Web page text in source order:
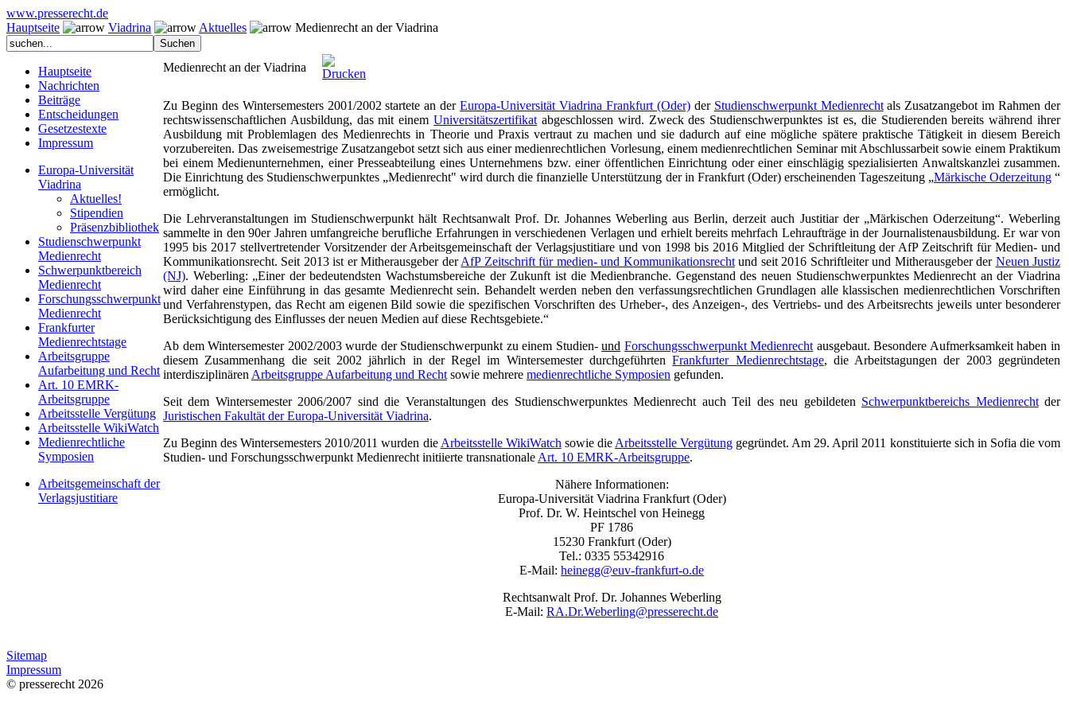
www.presserecht.de
Hauptseite
Viadrina Aktuelles Medienrecht an der Viadrina
Hauptseite
Nachrichten
Beiträge
Entscheidungen
Gesetzestexte
Impressum
Europa-Universität
Viadrina
Aktuelles!
Stipendien
Präsenzbibliothek
Studienschwerpunkt
Medienrecht
Schwerpunktbereich
Medienrecht
Forschungsschwerpunkt
Medienrecht
Frankfurter
Medienrechtstage
Arbeitsgruppe
Aufarbeitung und Recht
Art. 10 EMRK-
Arbeitsgruppe
Arbeitsstelle Vergütung
Arbeitsstelle WikiWatch
Medienrechtliche
Symposien
Arbeitsgemeinschaft der
Verlagsjustitiare
Medienrecht an der Viadrina
Zu Beginn des Wintersemesters 2001/2002 startete an derEuropa-Universität Viadrina Frankfurt (Oder)der Studienschwerpunkt Medienrechtals Zusatzangebot im Rahmen der
rechtswissenschaftlichen Ausbildung, das mit einemUniversitätszertifikat abgeschlossen wird. Zweck des Studienschwerpunktes ist es, die Studierenden bereits während ihrer
Ausbildung mit Problemlagen des Medienrechts in Theorie und Praxis vertraut zu machen und sie dadurch auf eine mögliche spätere praktische Tätigkeit in diesem Bereich
vorzubereiten. Das zweisemestrige Zusatzangebot setzt sich aus einer medienrechtlichen Vorlesung, einem medienrechtlichen Seminar mit Abschlussarbeit sowie einem Praktikum
bei einem Medienunternehmen, einer Presseabteilung eines Unternehmens bzw. einer öffentlichen Einrichtung oder einer einschlägig spezialisierten Anwaltskanzlei zusammen.
Die Einrichtung des Studienschwerpunktes „Medienrecht" wird durch die finanzielle Unterstützung der in Frankfurt (Oder) erscheinenden Tageszeitung „Märkische Oderzeitung“
ermöglicht.
Die Lehrveranstaltungen im Studienschwerpunkt hält Rechtsanwalt Prof. Dr. Johannes Weberling aus Berlin, derzeit auch Justitiar der „Märkischen Oderzeitung“. Weberling
sammelte in den 90er Jahren umfangreiche berufliche Erfahrungen in verschiedenen Verlagen und erhielt bereits mehrfach Lehraufträge in der Journalistenausbildung. Er war von
1995 bis 2017 stellvertretender Vorsitzender der Arbeitsgemeinschaft der Verlagsjustitiare und von 1998 bis 2016 Mitglied der Schriftleitung der AfP Zeitschrift für Medien- und
Kommunikationsrecht. Seit 2013 ist er Mitherausgeber derAfP Zeitschrift für medien- und Kommunikationsrechtund seit 2016 Schriftleiter und Mitherausgeber der Neuen Justiz
(NJ). Weberling: „Einer der bedeutendsten Wachstumsbereiche der Zukunft ist die Medienbranche. Gegenstand des neuen Studienschwerpunktes Medienrecht an der Viadrina
wird daher eine Einführung in das gesamte Medienrecht sein. Behandelt werden neben den verfassungsrechtlichen Grundlagen alle klassischen medienrechtlichen Vorschriften
und Verfahrenstypen, das Recht am eigenen Bild sowie die spezifischen Vorschriften des Urheber-, des Anzeigen-, des Vertriebs- und des Arbeitsrechts jeweils unter besonderer
Berücksichtigung des Einflusses der neuen Medien auf diese Rechtsgebiete.“
Ab dem Wintersemester 2002/2003 wurde der Studienschwerpunkt zu einem Studien-und Forschungsschwerpunkt Medienrecht ausgebaut. Besondere Aufmerksamkeit haben in
diesem Zusammenhang die seit 2002 jährlich in der Regel im Wintersemester durchgeführtenFrankfurter Medienrechtstage, die Arbeitstagungen der 2003 gegründeten
interdisziplinären Arbeitsgruppe Aufarbeitung und Recht sowie mehrere medienrechtliche Symposien gefunden.
Seit dem Wintersemester 2006/2007 sind die Veranstaltungen des Studienschwerpunktes Medienrecht auch Teil des neu gebildeten Schwerpunktbereichs Medienrechtder
Juristischen Fakultät der Europa-Universität Viadrina.
Zu Beginn des Wintersemesters 2010/2011 wurden die Arbeitsstelle WikiWatch sowie die Arbeitsstelle Vergütung gegründet. Am 29. April 2011 konstituierte sich in Sofia die vom
Studien- und Forschungsschwerpunkt Medienrecht initiierte transnationale Art. 10 EMRK-Arbeitsgruppe.
Nähere Informationen:
Europa-Universität Viadrina Frankfurt (Oder)
Prof. Dr. W. Heintschel von Heinegg
PF 1786
15230 Frankfurt (Oder)
Tel.: 0335 55342916
E-Mail: heinegg@euv-frankfurt-o.de
Rechtsanwalt Prof. Dr. Johannes Weberling
E-Mail: RA.Dr.Weberling@presserecht.de
Sitemap
Impressum
© presserecht 2026